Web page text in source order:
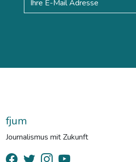
fjum
Journalismus mit Zukunft